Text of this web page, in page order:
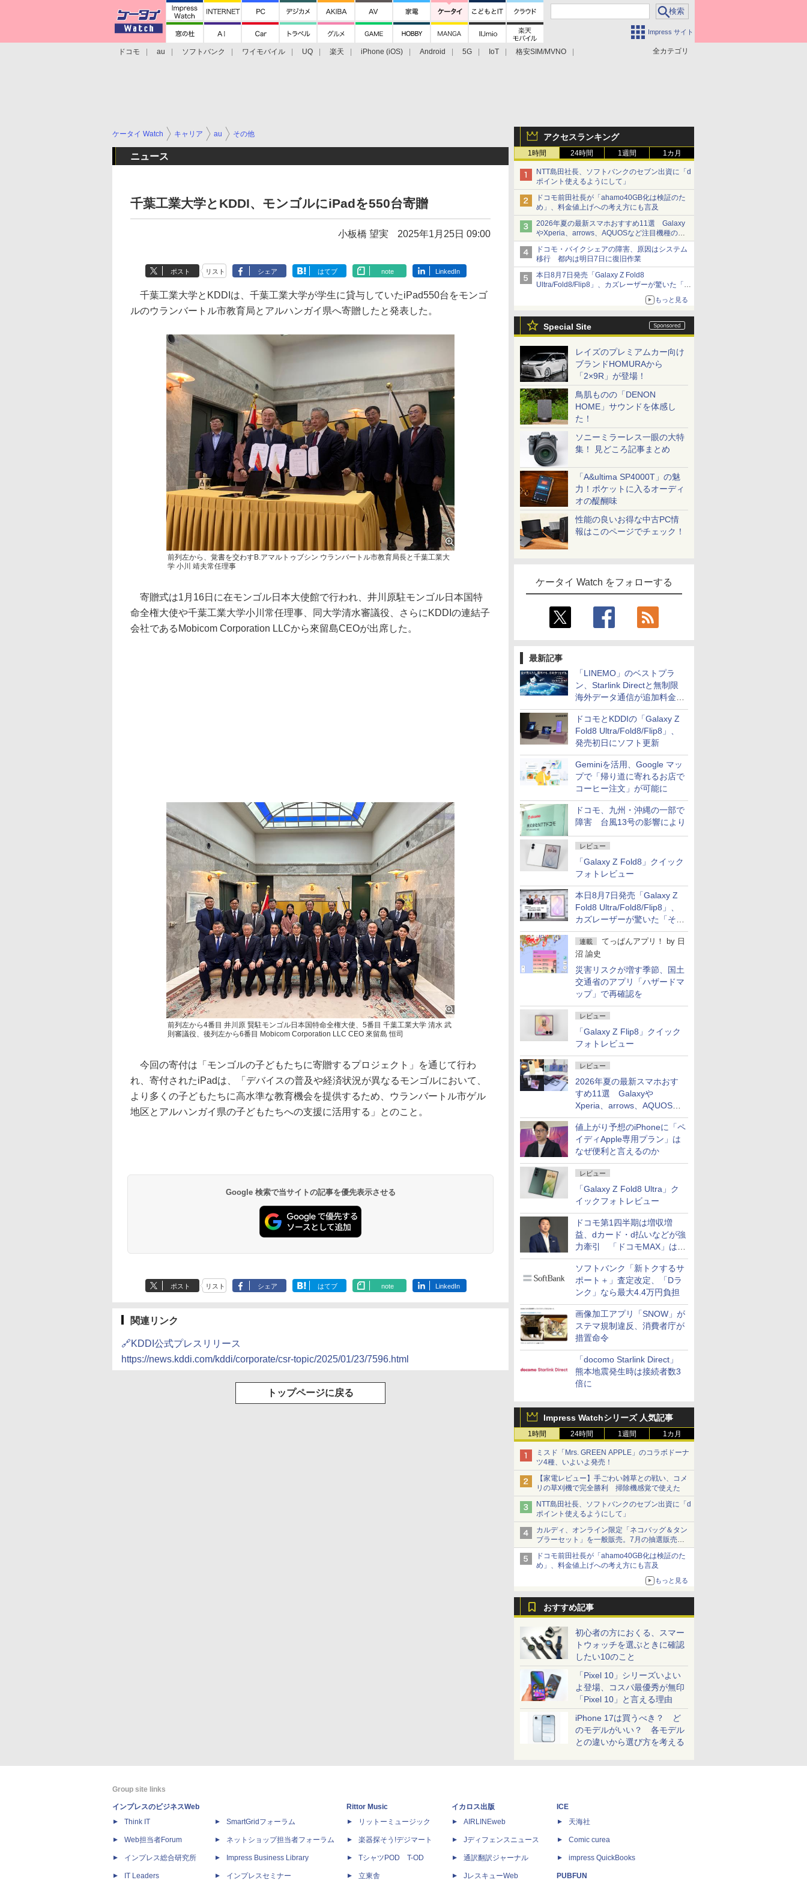
Impress サイト
全カテゴリ
ドコモ au ソフトバンク ワイモバイル UQ 楽天 iPhone (iOS) Android 5G IoT
格安SIM/MVNO
アクセスランキング
1時間 24時間 1週間 1カ月
NTT島田社長、ソフトバンクのセブン出資に「d
ポイント使えるようにして」
ドコモ前田社長が「ahamo40GB化は検証のた
め」、料金値上げへの考え方にも言及
2026年夏の最新スマホおすすめ11選 Galaxy
やXperia、arrows、AQUOSなど注目機種の特
徴は
ドコモ・バイクシェアの障害、原因はシステム
移行 都内は明日7日に復旧作業
本日8月7日発売「Galaxy Z Fold8
Ultra/Fold8/Flip8」、カズレーザーが驚いた「そ
もっと見る
Special Site
レイズのプレミアムカー向け
ブランドHOMURAから
「2×9R」が登場！
鳥肌ものの「DENON
HOME」サウンドを体感し
た！
ソニーミラーレス一眼の大特
集！ 見どころ記事まとめ
「A&ultima SP4000T」の魅
力！ポケットに入るオーディ
オの醍醐味
性能の良いお得な中古PC情
報はこのページでチェック！
ケータイ Watch をフォローする
最新記事
「LINEMO」のベストプラ
ン、Starlink Directと無制限
海外データ通信が追加料金な
しに
ドコモとKDDIの「Galaxy Z
Fold8 Ultra/Fold8/Flip8」、
発売初日にソフト更新
Geminiを活用、Google マッ
プで「帰り道に寄れるお店で
コーヒー注文」が可能に
ドコモ、九州・沖縄の一部で
障害 台風13号の影響により
レビュー
「Galaxy Z Fold8」クイック
フォトレビュー
本日8月7日発売「Galaxy Z
Fold8 Ultra/Fold8/Flip8」、
カズレーザーが驚いた「そば
屋のメニュー並みの薄さ」
連載 てっぱんアプリ！ by 日
沼 諭史
災害リスクが増す季節、国土
交通省のアプリ「ハザードマ
ップ」で再確認を
レビュー
「Galaxy Z Flip8」クイック
フォトレビュー
レビュー
2026年夏の最新スマホおす
すめ11選 Galaxyや
Xperia、arrows、AQUOSな
ど注目機種の特徴は
値上がり予想のiPhoneに「ペ
イディApple専用プラン」は
なぜ便利と言えるのか
レビュー
「Galaxy Z Fold8 Ultra」ク
イックフォトレビュー
ドコモ第1四半期は増収増
益、dカード・d払いなどが強
力牽引 「ドコモMAX」は
400万契約突破
ソフトバンク「新トクするサ
ポート＋」査定改定、「Dラ
ンク」なら最大4.4万円負担
画像加工アプリ「SNOW」が
ステマ規制違反、消費者庁が
措置命令
「docomo Starlink Direct」
熊本地震発生時は接続者数3
倍に
Impress Watchシリーズ 人気記事
1時間 24時間 1週間 1カ月
ミスド「Mrs. GREEN APPLE」のコラボドーナ
ツ4種、いよいよ発売！
【家電レビュー】手ごわい雑草との戦い、コメ
リの草刈機で完全勝利 掃除機感覚で使えた
NTT島田社長、ソフトバンクのセブン出資に「d
ポイント使えるようにして」
カルディ、オンライン限定「ネコバッグ＆タン
ブラーセット」を一般販売。7月の抽選販売の
当選無効分
ドコモ前田社長が「ahamo40GB化は検証のた
め」、料金値上げへの考え方にも言及
もっと見る
おすすめ記事
初心者の方におくる、スマー
トウォッチを選ぶときに確認
したい10のこと
「Pixel 10」シリーズいよい
よ登場、コスパ最優秀が無印
「Pixel 10」と言える理由
iPhone 17は買うべき？ ど
のモデルがいい？ 各モデル
との違いから選び方を考える
ケータイ Watch キャリア au その他
ニュース
千葉工業大学とKDDI、モンゴルにiPadを550台寄贈
小板橋 望実 2025年1月25日 09:00
ポスト リスト シェア はてブ note LinkedIn
千葉工業大学とKDDIは、千葉工業大学が学生に貸与していたiPad550台をモンゴ
ルのウランバートル市教育局とアルハンガイ県へ寄贈したと発表した。
前列左から、覚書を交わすB.アマルトゥブシン ウランバートル市教育局長と千葉工業大
学 小川 靖夫常任理事
寄贈式は1月16日に在モンゴル日本大使館で行われ、井川原駐モンゴル日本国特
命全権大使や千葉工業大学小川常任理事、同大学清水審議役、さらにKDDIの連結子
会社であるMobicom Corporation LLCから來留島CEOが出席した。
前列左から4番目 井川原 賢駐モンゴル日本国特命全権大使、5番目 千葉工業大学 清水 武
則審議役、後列左から6番目 Mobicom Corporation LLC CEO 來留島 恒司
今回の寄付は「モンゴルの子どもたちに寄贈するプロジェクト」を通じて行わ
れ、寄付されたiPadは、「デバイスの普及や経済状況が異なるモンゴルにおいて、
より多くの子どもたちに高水準な教育機会を提供するため、ウランバートル市ゲル
地区とアルハンガイ県の子どもたちへの支援に活用する」とのこと。
Google 検索で当サイトの記事を優先表示させる
ポスト リスト シェア はてブ note LinkedIn
関連リンク
🔗KDDI公式プレスリリース
https://news.kddi.com/kddi/corporate/csr-topic/2025/01/23/7596.html
トップページに戻る
Group site links
インプレスのビジネスWeb
Think IT
Web担当者Forum
インプレス総合研究所
IT Leaders
SmartGridフォーラム
ネットショップ担当者フォーラム
Impress Business Library
インプレスセミナー
Rittor Music
リットーミュージック
楽器探そう!デジマート
TシャツPOD T-OD
立東舎
イカロス出版
AIRLINEweb
Jディフェンスニュース
通訳翻訳ジャーナル
JレスキューWeb
ICE
天海社
Comic curea
impress QuickBooks
PUBFUN